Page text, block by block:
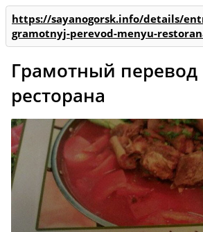
https://sayanogorsk.info/details/
gramotnyj-perevod-menyu-
Грамотный
ресторана